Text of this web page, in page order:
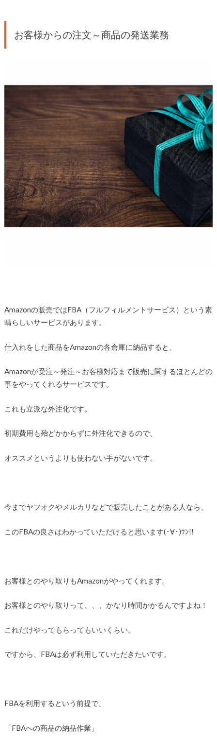
お客様からの注文～商品の発送業務
Amazonの販売ではFBA（フルフィルメントサービス）という素
晴らしいサービスがあります。
仕入れをした商品をAmazonの各倉庫に納品すると、
Amazonが受注～発注～お客様対応まで販売に関するほとんどの
事をやってくれるサービスです。
これも立派な外注化です。
初期費用も殆どかからずに外注化できるので、
オススメというよりも使わない手がないです。
今までヤフオクやメルカリなどで販売したことがある人なら、
このFBAの良さはわかっていただけると思います(･∀･)ｳﾝ!!
お客様とのやり取りもAmazonがやってくれます。
お客様とのやり取りって、、、かなり時間かかるんですよね！
これだけやってもらってもいいくらい。
ですから、FBAは必ず利用していただきたいです。
FBAを利用するという前提で、
「FBAへの商品の納品作業」